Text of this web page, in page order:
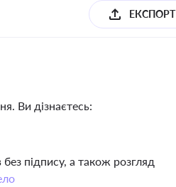
ЕКСПОРТ
Ви дізнаєтесь:
без підпису, а також розгляд